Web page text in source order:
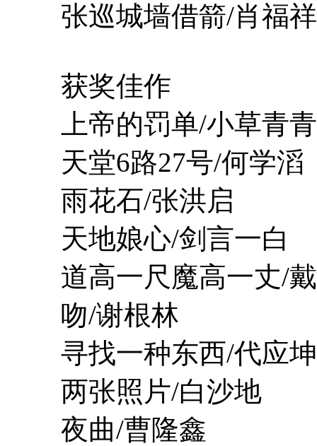
张巡城墙借箭/肖福祥
获奖佳作
上帝的罚单/小草青青
天堂6路27号/何学滔
雨花石/张洪启
天地娘心/剑言一白
道高一尺魔高一丈/戴
吻/谢根林
寻找一种东西/代应坤
两张照片/白沙地
夜曲/曹隆鑫